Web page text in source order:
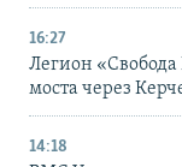
16:27
Легион «Свобода
моста через
14:18